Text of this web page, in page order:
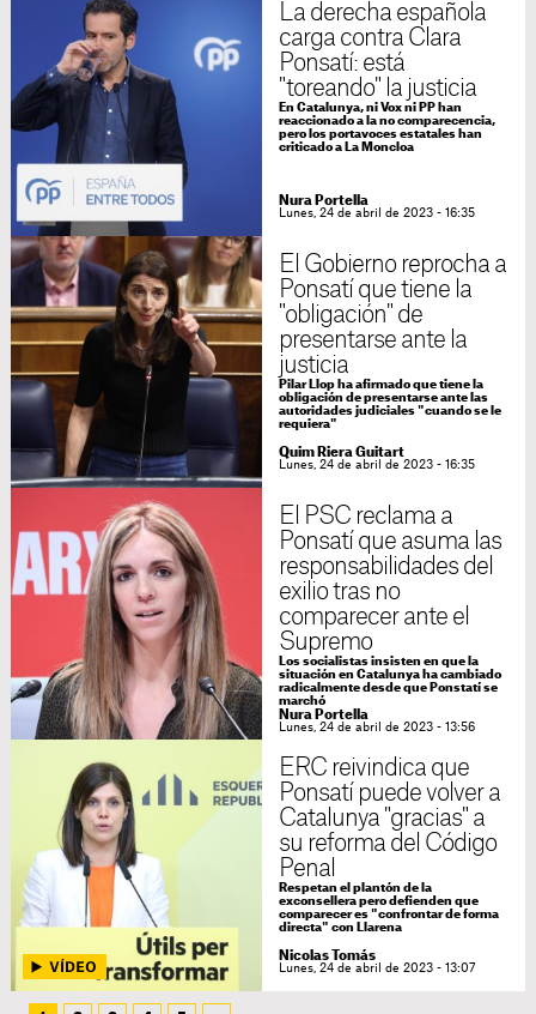
La derecha española
carga contra Clara
Ponsatí: está
"toreando" la justicia
En Catalunya, ni Vox ni PP han
reaccionado a la no comparecencia,
pero los portavoces estatales han
criticado a La Moncloa
Nura Portella
Lunes, 24 de abril de 2023 - 16:35
El Gobierno reprocha a
Ponsatí que tiene la
"obligación" de
presentarse ante la
justicia
Pilar Llop ha afirmado que tiene la
obligación de presentarse ante las
autoridades judiciales "cuando se le
requiera"
Quim Riera Guitart
Lunes, 24 de abril de 2023 - 16:35
El PSC reclama a
Ponsatí que asuma las
responsabilidades del
exilio tras no
comparecer ante el
Supremo
Los socialistas insisten en que la
situación en Catalunya ha cambiado
radicalmente desde que Ponstatí se
marchó
Nura Portella
Lunes, 24 de abril de 2023 - 13:56
ERC reivindica que
Ponsatí puede volver a
Catalunya "gracias" a
su reforma del Código
Penal
Respetan el plantón de la
exconsellera pero defienden que
comparecer es "confrontar de forma
directa" con Llarena
Nicolas Tomás
Lunes, 24 de abril de 2023 - 13:07